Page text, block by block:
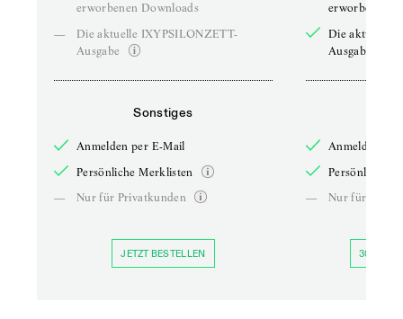
erworbenen Downloads
—
Die aktuelle IXYPSILONZETT-
Ausgabe
Sonstiges
Anmelden per E-Mail
Persönliche Merklisten
—
Nur für Privatkunden
JETZT BESTELLEN
erworbenen
Die aktuelle
Ausgabe
Anmelden
Persönliche
—
Nur für
30 TAGE